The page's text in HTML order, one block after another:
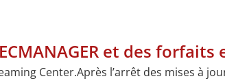
et des forfaits
Center.Après l’arrêt des mises à